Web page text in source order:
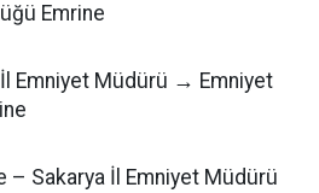
Emrine
Emniyet Müdürü → Emniyet
– Sakarya İl Emniyet Müdürü